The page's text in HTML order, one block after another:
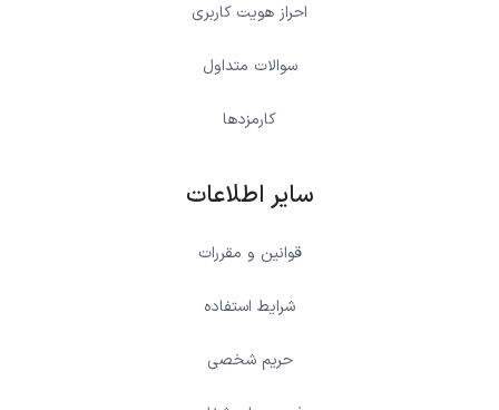
احراز هویت کاربری
سوالات متداول
کارمزدها
سایر اطلاعات
قوانین و مقررات
شرایط استفاده
حریم شخصی